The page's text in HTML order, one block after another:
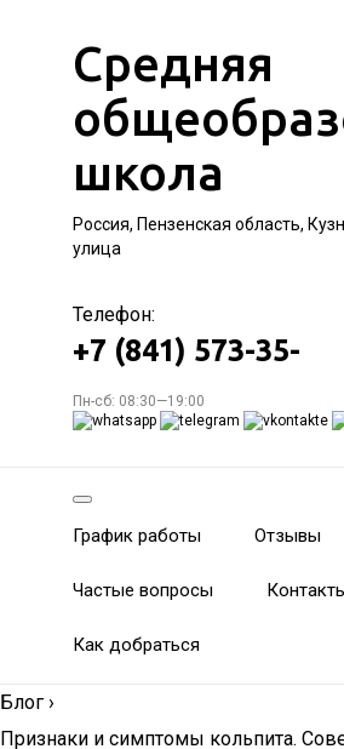
Средняя
школа
Россия, Пензенская область,
улица
Телефон:
+7 (841) 573-35-
Пн-сб: 08:30—19:00
График работы Отзывы
Частые вопросы
Как добраться
Блог ›
Признаки и симптомы кольпита.